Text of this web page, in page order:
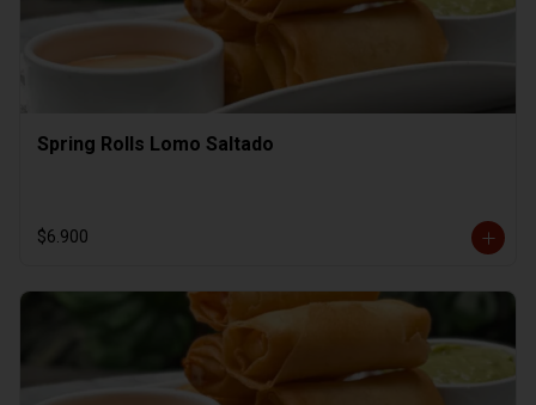
Spring Rolls Lomo Saltado
$6.900